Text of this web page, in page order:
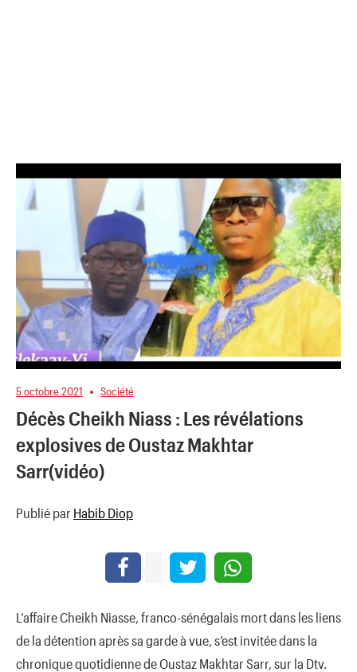
5 octobre 2021 Société
Décès Cheikh Niass : Les révélations
explosives de Oustaz Makhtar
Sarr(vidéo)
Publié par Habib Diop
L’affaire Cheikh Niasse, franco-sénégalais mort dans les liens
de la détention après sa garde à vue, s’est invitée dans la
chronique quotidienne de Oustaz Makhtar Sarr, sur la Dtv.